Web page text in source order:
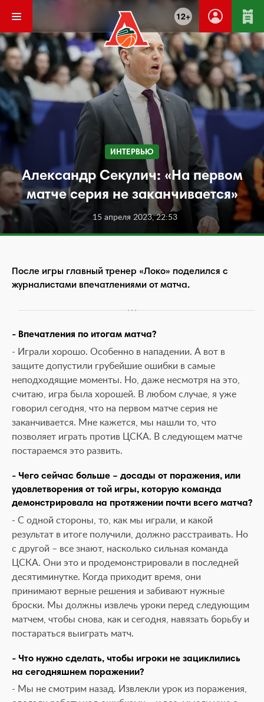
12+
ИНТЕРВЬЮ
Александр Секулич: «На первом
матче серия не заканчивается»
15 апреля 2023, 22:53
После игры главный тренер «Локо» поделился с
журналистами впечатлениями от матча.
- Впечатления по итогам матча?
- Играли хорошо. Особенно в нападении. А вот в
защите допустили грубейшие ошибки в самые
неподходящие моменты. Но, даже несмотря на это,
считаю, игра была хорошей. В любом случае, я уже
говорил сегодня, что на первом матче серия не
заканчивается. Мне кажется, мы нашли то, что
позволяет играть против ЦСКА. В следующем матче
постараемся это развить.
- Чего сейчас больше – досады от поражения, или
удовлетворения от той игры, которую команда
демонстрировала на протяжении почти всего матча?
- С одной стороны, то, как мы играли, и какой
результат в итоге получили, должно расстраивать. Но
с другой – все знают, насколько сильная команда
ЦСКА. Они это и продемонстрировали в последней
десятиминутке. Когда приходит время, они
принимают верные решения и забивают нужные
броски. Мы должны извлечь уроки перед следующим
матчем, чтобы снова, как и сегодня, навязать борьбу и
постараться выиграть матч.
- Что нужно сделать, чтобы игроки не зациклились
на сегодняшнем поражении?
- Мы не смотрим назад. Извлекли урок из поражения,